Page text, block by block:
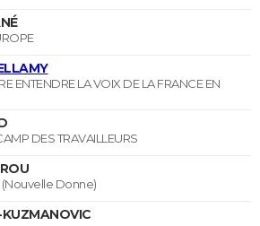
ENTENDRE LA VOIX DE LA FRANCE EN
DES TRAVAILLEURS
(Nouvelle Donne)